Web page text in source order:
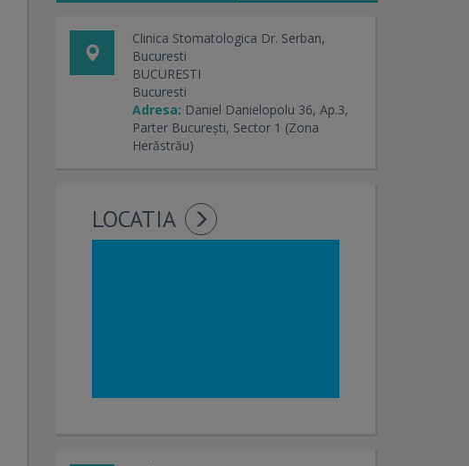
Clinica Stomatologica Dr. Serban,
Bucuresti
BUCURESTI
Bucuresti
Adresa: Daniel Danielopolu 36, Ap.3,
Parter București, Sector 1 (Zona
Herăstrău)
LOCATIA